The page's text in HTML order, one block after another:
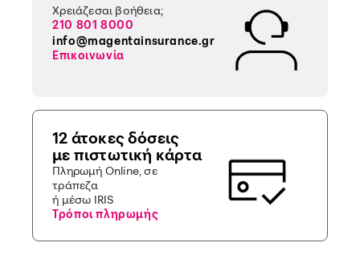
Χρειάζεσαι βοήθεια;
210 801 8000
info@magentainsurance.gr
Επικοινωνία
12 άτοκες δόσεις
με πιστωτική κάρτα
Πληρωμή Online, σε
τράπεζα
ή μέσω IRIS
Τρόποι πληρωμής